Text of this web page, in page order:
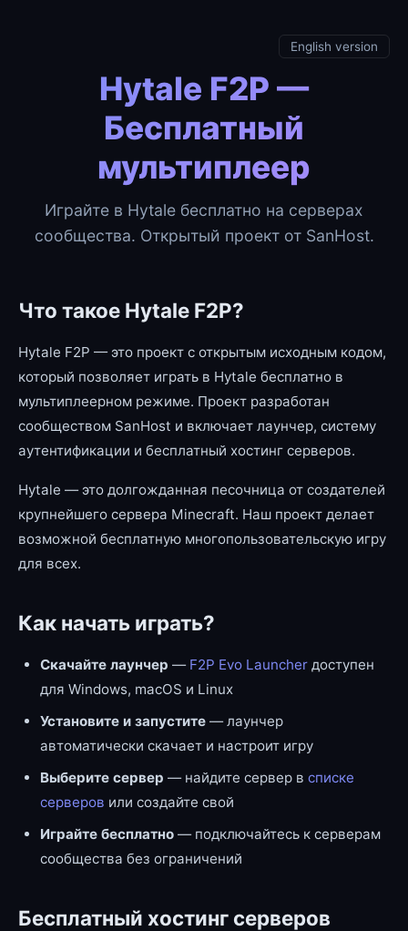
English version
Hytale F2P —
Бесплатный
мультиплеер
Играйте в Hytale бесплатно на серверах
сообщества. Открытый проект от SanHost.
Что такое Hytale F2P?
Hytale F2P — это проект с открытым исходным кодом,
который позволяет играть в Hytale бесплатно в
мультиплеерном режиме. Проект разработан
сообществом SanHost и включает лаунчер, систему
аутентификации и бесплатный хостинг серверов.
Hytale — это долгожданная песочница от создателей
крупнейшего сервера Minecraft. Наш проект делает
возможной бесплатную многопользовательскую игру
для всех.
Как начать играть?
Скачайте лаунчер — F2P Evo Launcher доступен
для Windows, macOS и Linux
Установите и запустите — лаунчер
автоматически скачает и настроит игру
Выберите сервер — найдите сервер в списке
серверов или создайте свой
Играйте бесплатно — подключайтесь к серверам
сообщества без ограничений
Бесплатный хостинг серверов